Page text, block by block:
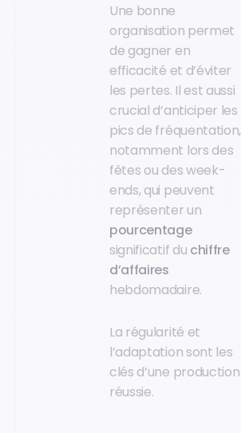
Une bonne
organisation permet
de gagner en
efficacité et d’éviter
les pertes. Il est aussi
crucial d’anticiper les
pics de fréquentation,
notamment lors des
fêtes ou des week-
ends, qui peuvent
représenter un
pourcentage
significatif du chiffre
d’affaires
hebdomadaire.
La régularité et
l’adaptation sont les
clés d’une production
réussie.